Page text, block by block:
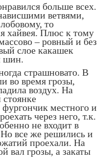
больше всех.
ветвями,
то
хайвея. Плюс к тому
– ровный и без
слое какашек
шин.
страшновато. В
во время грозы,
воздух. На
местного и
через него, т.к.
не входит в
все же решились и
проехали. На
вал грозы, а закаты